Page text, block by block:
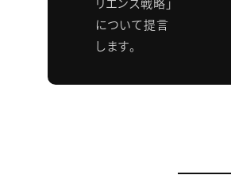
について提言
します。